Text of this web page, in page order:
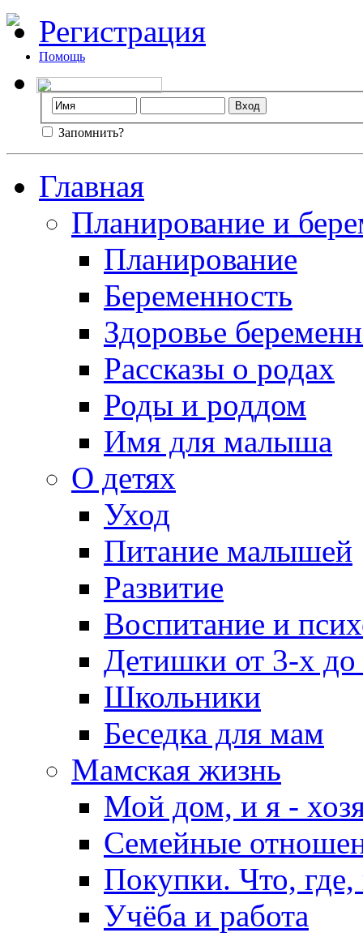
Регистрация
Помощь
Запомнить?
Главная
Планирование и
Планирование
Беременность
Здоровье
Рассказы о родах
Роды и роддом
Имя для малыша
О детях
Уход
Питание малышей
Развитие
Воспитание и
Детишки от 3-х
Школьники
Беседка для мам
Мамская жизнь
Мой дом, и я -
Семейные
Покупки. Что, где,
Учёба и работа